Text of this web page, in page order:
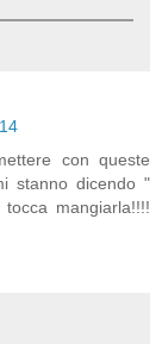
con queste
stanno dicendo "
mangiarla!!!!